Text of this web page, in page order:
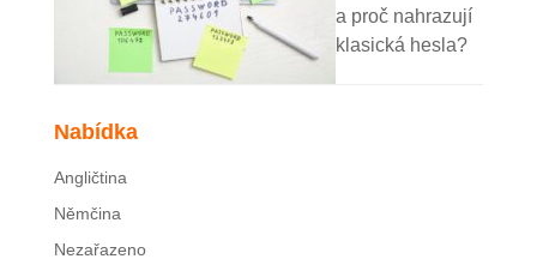
a proč nahrazují
klasická hesla?
Nabídka
Angličtina
Němčina
Nezařazeno